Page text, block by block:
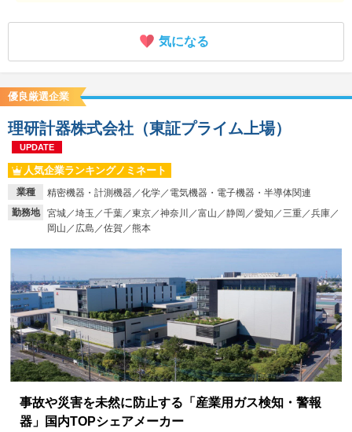
気になる
優良厳選企業
業種
精密機器・計測機器／化学／電気機器・電子機器・半導体関連
勤務地
宮城／埼玉／千葉／東京／神奈川／富山／静岡／愛知／三重／兵庫／
岡山／広島／佐賀／熊本
理研計器株式会社（東証プライム上場）
UPDATE
人気企業ランキングノミネート
事故や災害を未然に防止する「産業用ガス検知・警報
器」国内TOPシェアメーカー